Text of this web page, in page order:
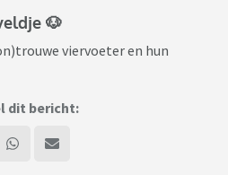
🐶
viervoeter en hun
dit bericht: